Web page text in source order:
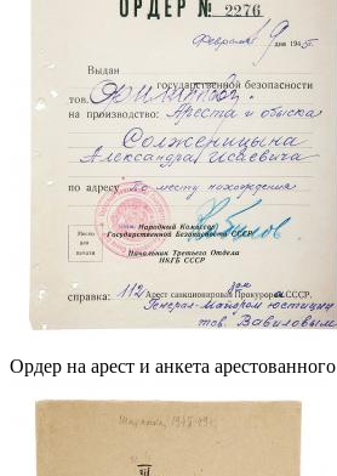
Ордер на арест и анкета арестованного